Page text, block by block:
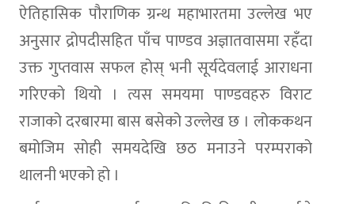
ऐतिहासिक पौराणिक ग्रन्थ महाभारतमा उल्लेख भए
अनुसार द्रोपदीसहित पाँच पाण्डव अज्ञातवासमा रहँदा
उक्त गुप्तवास सफल होस् भनी सूर्यदेवलाई आराधना
गरिएको थियो । त्यस समयमा पाण्डवहरु विराट
राजाको दरबारमा बास बसेको उल्लेख छ । लोककथन
बमोजिम सोही समयदेखि छठ मनाउने परम्पराको
थालनी भएको हो ।